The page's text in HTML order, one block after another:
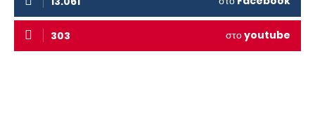
303 στοyoutube